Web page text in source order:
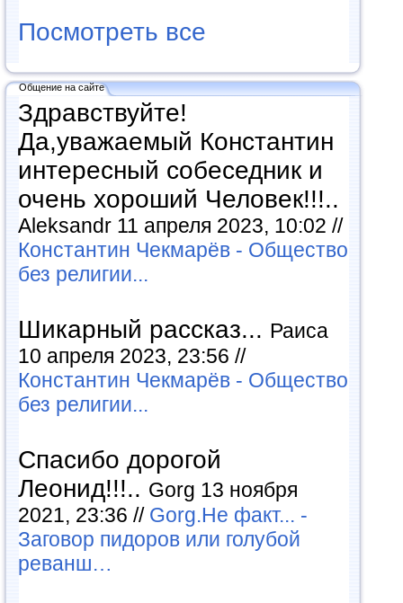
Посмотреть все
Общение на сайте
Здравствуйте!
Да,уважаемый Константин
интересный собеседник и
очень хороший Человек!!!..
Aleksandr 11 апреля 2023, 10:02 //
Константин Чекмарёв - Общество
без религии...
Шикарный рассказ... Раиса
10 апреля 2023, 23:56 //
Константин Чекмарёв - Общество
без религии...
Спасибо дорогой
Леонид!!!.. Gorg 13 ноября
2021, 23:36 // Gorg.Не факт... -
Заговор пидоров или голубой
реванш…